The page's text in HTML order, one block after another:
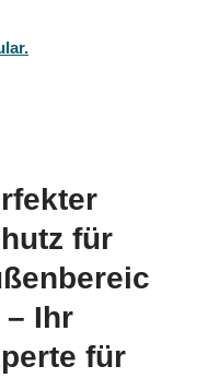
für
– Ihr
für